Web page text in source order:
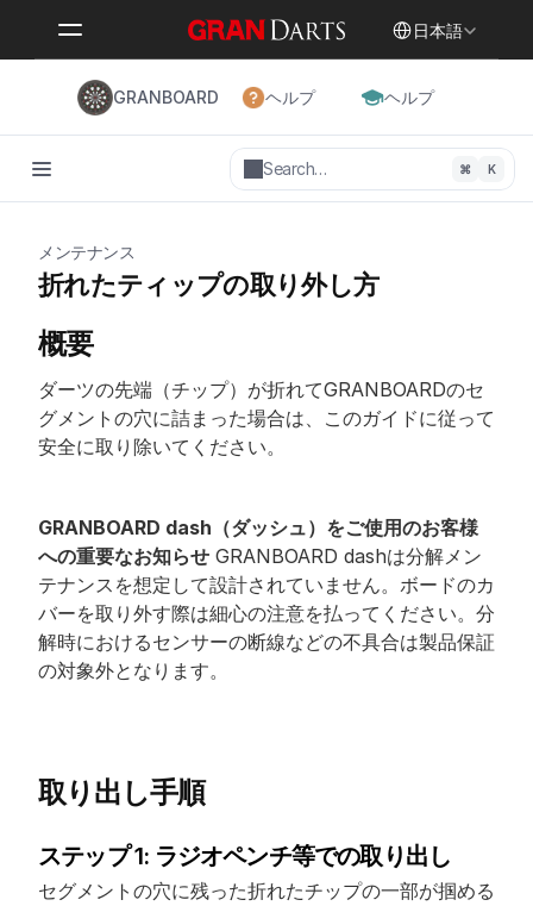
日本語
GRANBOARD ヘルプ ヘルプ
Search… ⌘ K
メンテナンス
折れたティップの取り外し方
概要
ダーツの先端（チップ）が折れてGRANBOARDのセ
グメントの穴に詰まった場合は、このガイドに従って
安全に取り除いてください。
GRANBOARD dash（ダッシュ）をご使用のお客様
への重要なお知らせ GRANBOARD dashは分解メン
テナンスを想定して設計されていません。ボードのカ
バーを取り外す際は細心の注意を払ってください。分
解時におけるセンサーの断線などの不具合は製品保証
の対象外となります。
取り出し手順
ステップ 1: ラジオペンチ等での取り出し
セグメントの穴に残った折れたチップの一部が掴める